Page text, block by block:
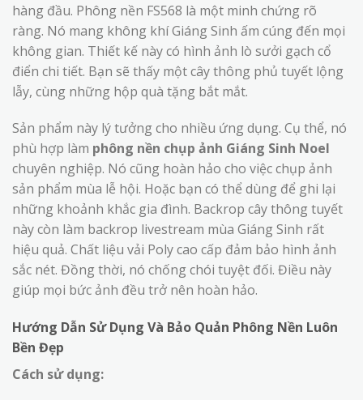
hàng đầu. Phông nền FS568 là một minh chứng rõ
ràng. Nó mang không khí Giáng Sinh ấm cúng đến mọi
không gian. Thiết kế này có hình ảnh lò sưởi gạch cổ
điển chi tiết. Bạn sẽ thấy một cây thông phủ tuyết lộng
lẫy, cùng những hộp quà tặng bắt mắt.
Sản phẩm này lý tưởng cho nhiều ứng dụng. Cụ thể, nó
phù hợp làm phông nền chụp ảnh Giáng Sinh Noel
chuyên nghiệp. Nó cũng hoàn hảo cho việc chụp ảnh
sản phẩm mùa lễ hội. Hoặc bạn có thể dùng để ghi lại
những khoảnh khắc gia đình. Backrop cây thông tuyết
này còn làm backrop livestream mùa Giáng Sinh rất
hiệu quả. Chất liệu vải Poly cao cấp đảm bảo hình ảnh
sắc nét. Đồng thời, nó chống chói tuyệt đối. Điều này
giúp mọi bức ảnh đều trở nên hoàn hảo.
Hướng Dẫn Sử Dụng Và Bảo Quản Phông Nền Luôn
Bền Đẹp
Cách sử dụng: